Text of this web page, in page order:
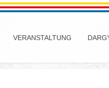
VERANSTALTUNG